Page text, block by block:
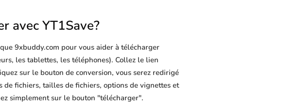
avec YT1Save?
9xbuddy.com pour vous aider à télécharger
les tablettes, les téléphones). Collez le lien
sur le bouton de conversion, vous serez redirigé
fichiers, tailles de fichiers, options de vignettes et
simplement sur le bouton "télécharger".